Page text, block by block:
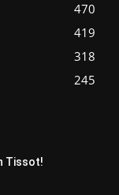
470
419
318
245
Tissot!